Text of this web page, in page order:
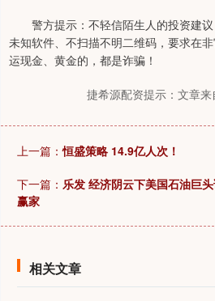
警方提示：不轻信陌生人的投资建议
未知软件、不扫描不明二维码，要求在
运现金、黄金的，都是诈骗！
捷希源配资提示：文章来
上一篇：恒盛策略 14.9亿人次！
下一篇： 乐发 经济阴云下美国石油巨
赢家
相关文章